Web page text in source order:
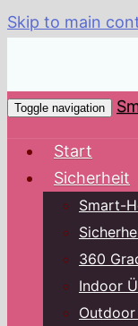
Skip to main
Toggle navigation
Start
Sicherheit
Smart-
360
Indoor